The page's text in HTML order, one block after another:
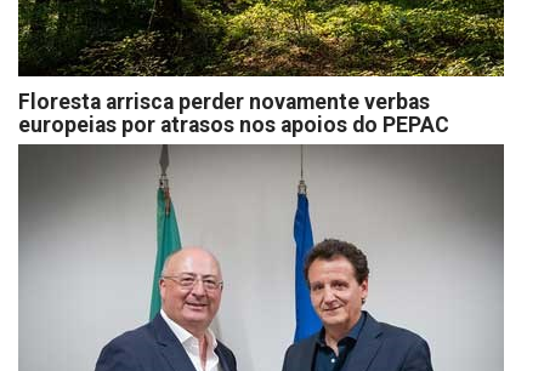
Floresta arrisca perder novamente verbas
europeias por atrasos nos apoios do PEPAC